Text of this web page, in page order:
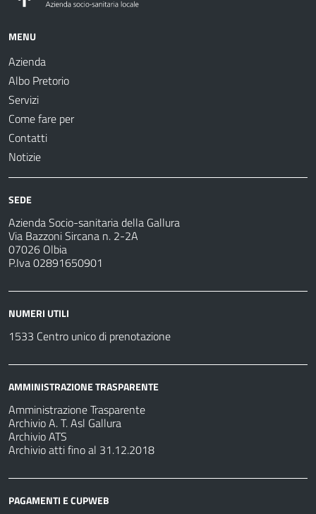
MENU
Azienda
Albo Pretorio
Servizi
Come fare per
Contatti
Notizie
SEDE
Azienda Socio-sanitaria della Gallura
Via Bazzoni Sircana n. 2-2A
07026 Olbia
P.Iva 02891650901
NUMERI UTILI
1533 Centro unico di prenotazione
AMMINISTRAZIONE TRASPARENTE
Amministrazione Trasparente
Archivio A. T. Asl Gallura
Archivio ATS
Archivio atti fino al 31.12.2018
PAGAMENTI E CUPWEB